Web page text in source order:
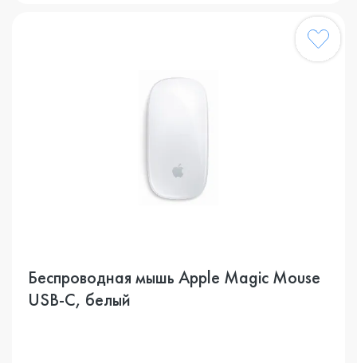
Беспроводная мышь Apple Magic Mouse
USB-C, белый